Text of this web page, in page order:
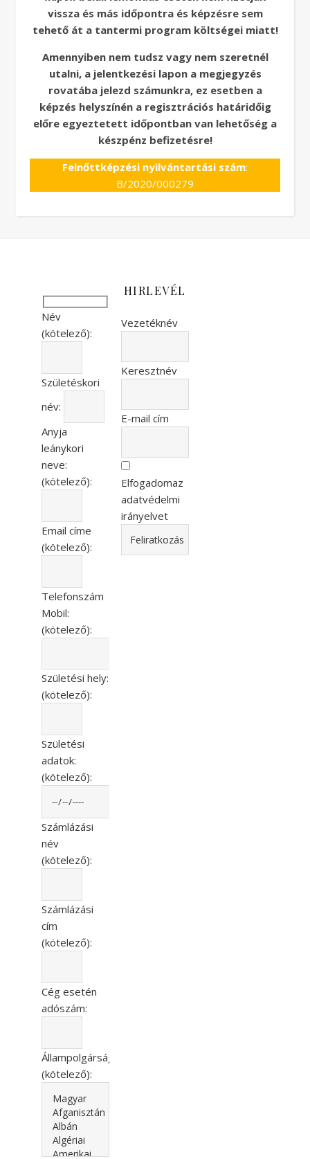
vissza és más időpontra és képzésre sem
tehető át a tantermi program költségei miatt!
Amennyiben nem tudsz vagy nem szeretnél
utalni, a jelentkezési lapon a megjegyzés
rovatába jelezd számunkra, ez esetben a
képzés helyszínén a regisztrációs határidőig
előre egyeztetett időpontban van lehetőség a
készpénz befizetésre!
Felnőttképzési nyilvántartási szám:
B/2020/000279
Név
(kötelező):
Születéskori
név:
Anyja
leánykori
neve:
(kötelező):
Email címe
(kötelező):
Telefonszám
Mobil:
(kötelező):
Születési hely:
(kötelező):
Születési
adatok:
(kötelező):
Számlázási
név
(kötelező):
Számlázási
cím
(kötelező):
Cég esetén
adószám:
Állampolgárság
(kötelező):
HIRLEVÉL
Vezetéknév
Keresztnév
E-mail cím
Elfogadomaz
adatvédelmi
irányelvet